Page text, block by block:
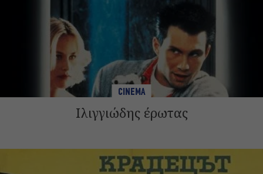
CINEMA
Ιλιγγιώδης έρωτας